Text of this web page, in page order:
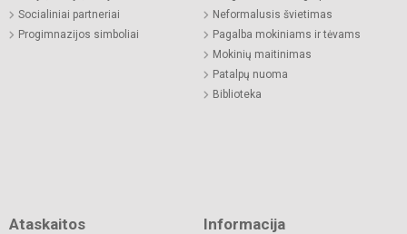
Socialiniai partneriai
Progimnazijos simboliai
Neformalusis švietimas
Pagalba mokiniams ir tėvams
Mokinių maitinimas
Patalpų nuoma
Biblioteka
Ataskaitos Informacija